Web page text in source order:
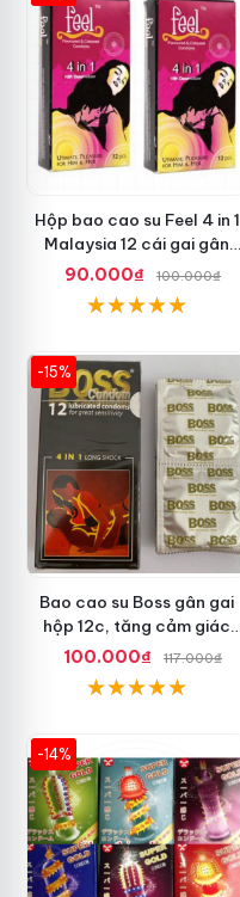
Hộp bao cao su Feel 4 in 1
Malaysia 12 cái gai gân
thắt dễ sử dụng
90.000₫ 100.000₫
-15%
Bao cao su Boss gân gai
hộp 12c, tăng cảm giác
thăng hoa
100.000₫ 117.000₫
-14%